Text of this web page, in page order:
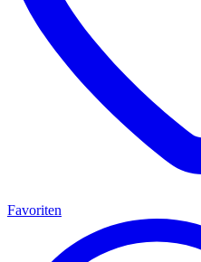
Favoriten